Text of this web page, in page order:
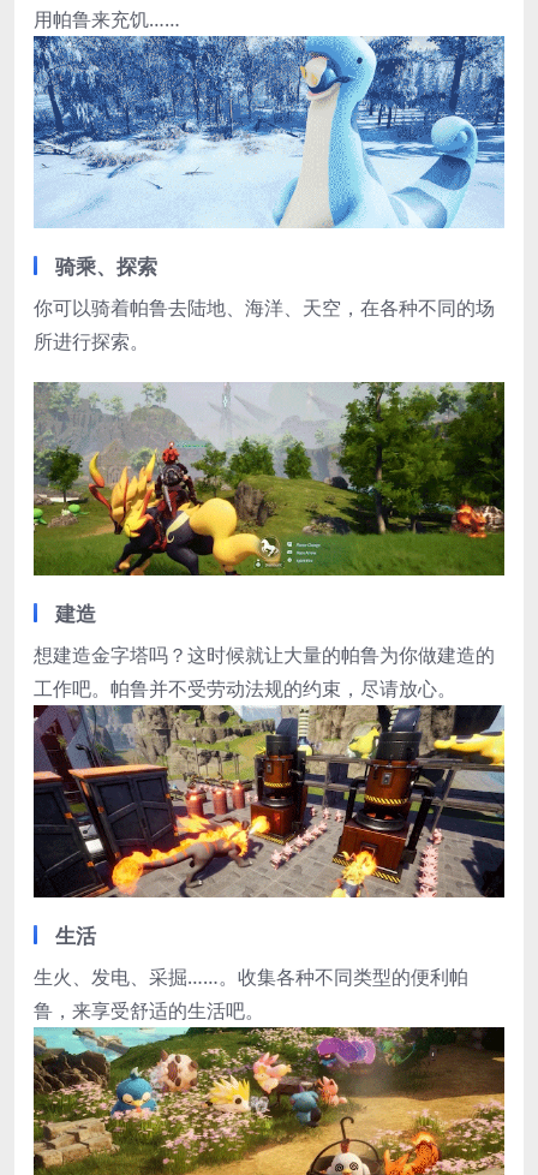
用帕鲁来充饥……
骑乘、探索
你可以骑着帕鲁去陆地、海洋、天空，在各种不同的场
所进行探索。
建造
想建造金字塔吗？这时候就让大量的帕鲁为你做建造的
工作吧。帕鲁并不受劳动法规的约束，尽请放心。
生活
生火、发电、采掘……。收集各种不同类型的便利帕
鲁，来享受舒适的生活吧。